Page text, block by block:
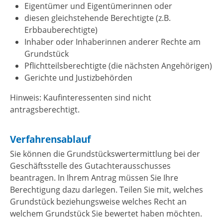
Eigentümer und Eigentümerinnen oder
diesen gleichstehende Berechtigte (z.B.
Erbbauberechtigte)
Inhaber oder Inhaberinnen anderer Rechte am
Grundstück
Pflichtteilsberechtigte (die nächsten Angehörigen)
Gerichte und Justizbehörden
Hinweis: Kaufinteressenten sind nicht
antragsberechtigt.
Verfahrensablauf
Sie können die Grundstückswertermittlung bei der
Geschäftsstelle des Gutachterausschusses
beantragen. In Ihrem Antrag müssen Sie Ihre
Berechtigung dazu darlegen. Teilen Sie mit, welches
Grundstück beziehungsweise welches Recht an
welchem Grundstück Sie bewertet haben möchten.